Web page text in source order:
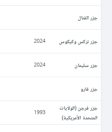
جزر القنال
جزر تركس وكيكوس 2024
جزر سليمان 2024
جزر فارو
جزر فرجن (الولايات
المتحدة الأمريكية)
1993